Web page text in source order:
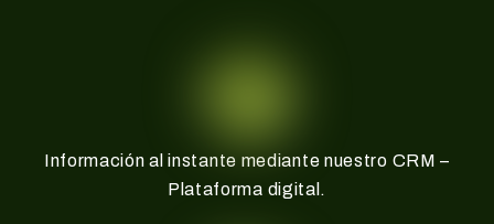
Información al instante mediante nuestro CRM –
Plataforma digital.